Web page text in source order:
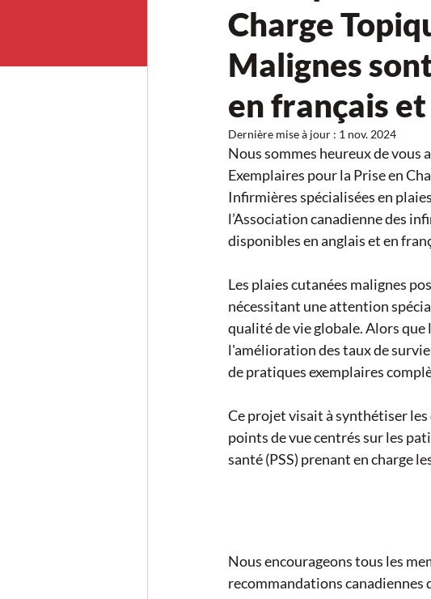
Charge
Malignes
en français
Dernière mise à jour : 1 nov. 2024
Nous sommes heureux de vous
Exemplaires pour la Prise en
Infirmières spécialisées en
l’Association canadienne des
disponibles en anglais et en
Les plaies cutanées malignes
nécessitant une attention
qualité de vie globale. Alors que
l'amélioration des taux de
de pratiques exemplaires
Ce projet visait à synthétiser
points de vue centrés sur les
santé (PSS) prenant en charge
Nous encourageons tous les
recommandations canadiennes